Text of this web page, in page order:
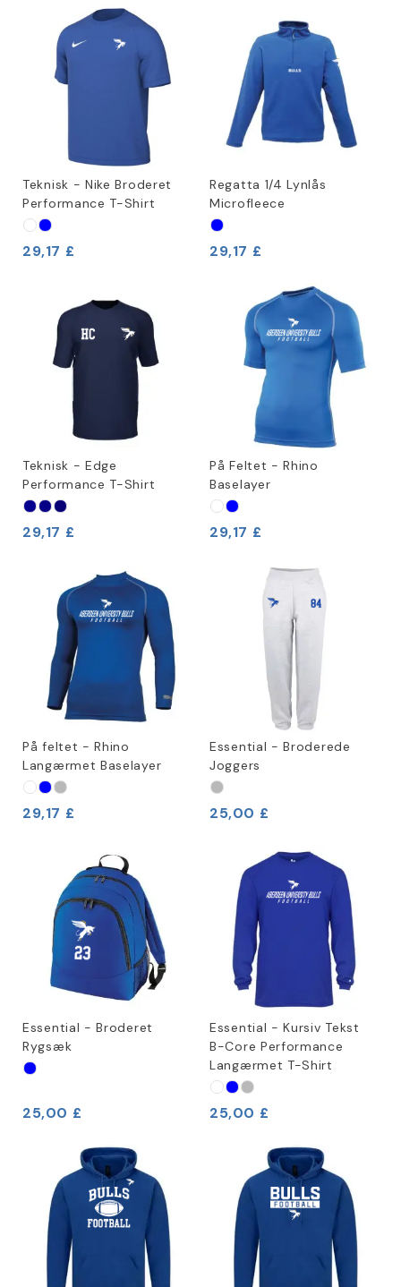
Teknisk - Nike Broderet
Performance T-Shirt
29,17 £
Regatta 1/4 Lynlås
Microfleece
29,17 £
Teknisk - Edge
Performance T-Shirt
29,17 £
På Feltet - Rhino
Baselayer
29,17 £
På feltet - Rhino
Langærmet Baselayer
29,17 £
Essential - Broderede
Joggers
25,00 £
Essential - Broderet
Rygsæk
25,00 £
Essential - Kursiv Tekst
B-Core Performance
Langærmet T-Shirt
25,00 £